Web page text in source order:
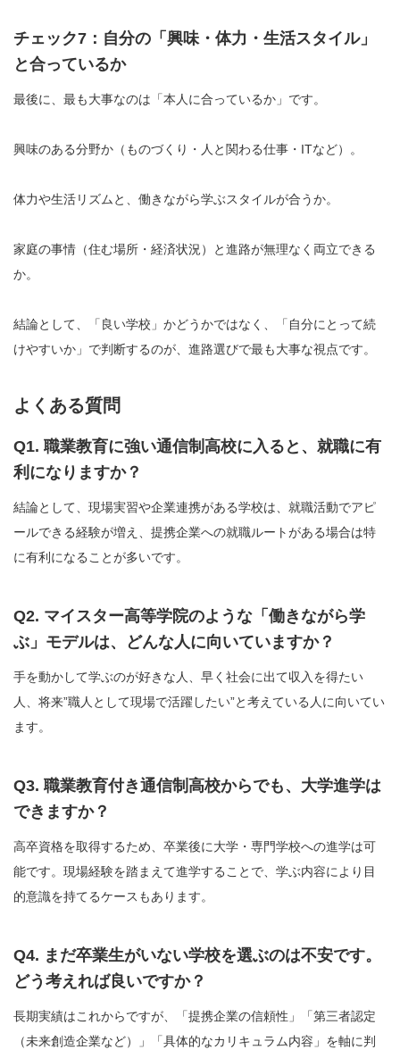
チェック7：自分の「興味・体力・生活スタイル」
と合っているか
最後に、最も大事なのは「本人に合っているか」です。
興味のある分野か（ものづくり・人と関わる仕事・ITなど）。
体力や生活リズムと、働きながら学ぶスタイルが合うか。
家庭の事情（住む場所・経済状況）と進路が無理なく両立できる
か。
結論として、「良い学校」かどうかではなく、「自分にとって続
けやすいか」で判断するのが、進路選びで最も大事な視点です。
よくある質問
Q1. 職業教育に強い通信制高校に入ると、就職に有
利になりますか？
結論として、現場実習や企業連携がある学校は、就職活動でアピ
ールできる経験が増え、提携企業への就職ルートがある場合は特
に有利になることが多いです。
Q2. マイスター高等学院のような「働きながら学
ぶ」モデルは、どんな人に向いていますか？
手を動かして学ぶのが好きな人、早く社会に出て収入を得たい
人、将来”職人として現場で活躍したい”と考えている人に向いてい
ます。
Q3. 職業教育付き通信制高校からでも、大学進学は
できますか？
高卒資格を取得するため、卒業後に大学・専門学校への進学は可
能です。現場経験を踏まえて進学することで、学ぶ内容により目
的意識を持てるケースもあります。
Q4. まだ卒業生がいない学校を選ぶのは不安です。
どう考えれば良いですか？
長期実績はこれからですが、「提携企業の信頼性」「第三者認定
（未来創造企業など）」「具体的なカリキュラム内容」を軸に判